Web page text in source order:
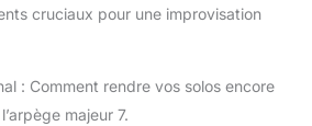
cruciaux pour une improvisation
: Comment rendre vos solos encore
majeur 7.